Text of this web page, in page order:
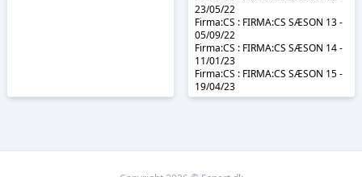
23/05/22
Firma:CS : FIRMA:CS SÆSON 13 -
05/09/22
Firma:CS : FIRMA:CS SÆSON 14 -
11/01/23
Firma:CS : FIRMA:CS SÆSON 15 -
19/04/23